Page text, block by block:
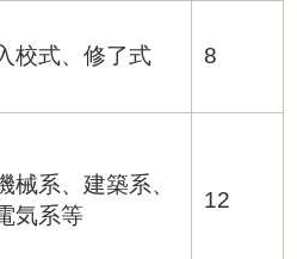
校式、修了式 8
械系、建築系、
気系等
12